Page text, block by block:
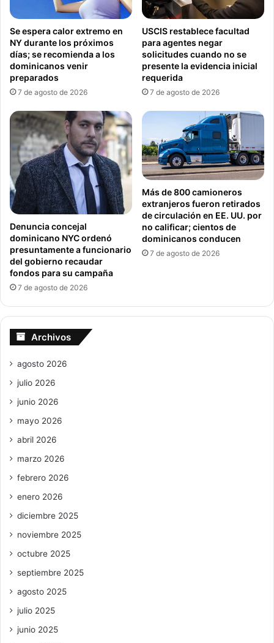
Se espera calor extremo en
NY durante los próximos
días; se recomienda a los
dominicanos venir
preparados
7 de agosto de 2026
USCIS restablece facultad
para agentes negar
solicitudes cuando no se
presente la evidencia inicial
requerida
7 de agosto de 2026
Denuncia concejal
dominicano NYC ordenó
presuntamente a funcionario
del gobierno recaudar
fondos para su campaña
7 de agosto de 2026
Más de 800 camioneros
extranjeros fueron retirados
de circulación en EE. UU. por
no calificar; cientos de
dominicanos conducen
7 de agosto de 2026
Archivos
agosto 2026
julio 2026
junio 2026
mayo 2026
abril 2026
marzo 2026
febrero 2026
enero 2026
diciembre 2025
noviembre 2025
octubre 2025
septiembre 2025
agosto 2025
julio 2025
junio 2025